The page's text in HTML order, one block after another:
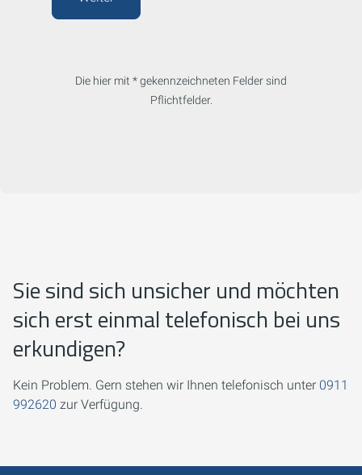
Die hier mit * gekennzeichneten Felder sind
Pflichtfelder.
Sie sind sich unsicher und möchten
sich erst einmal telefonisch bei uns
erkundigen?
Kein Problem. Gern stehen wir Ihnen telefonisch unter 0911
992620 zur Verfügung.